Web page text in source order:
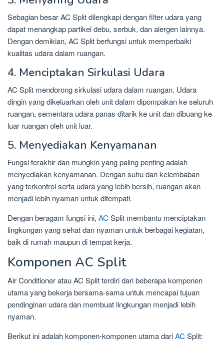
Sebagian besar AC Split dilengkapi dengan filter udara yang
dapat menangkap partikel debu, serbuk, dan alergen lainnya.
Dengan demikian, AC Split berfungsi untuk memperbaiki
kualitas udara dalam ruangan.
4. Menciptakan Sirkulasi Udara
AC Split mendorong sirkulasi udara dalam ruangan. Udara
dingin yang dikeluarkan oleh unit dalam dipompakan ke seluruh
ruangan, sementara udara panas ditarik ke unit dan dibuang ke
luar ruangan oleh unit luar.
5. Menyediakan Kenyamanan
Fungsi terakhir dan mungkin yang paling penting adalah
menyediakan kenyamanan. Dengan suhu dan kelembaban
yang terkontrol serta udara yang lebih bersih, ruangan akan
menjadi lebih nyaman untuk ditempati.
Dengan beragam fungsi ini, AC Split membantu menciptakan
lingkungan yang sehat dan nyaman untuk berbagai kegiatan,
baik di rumah maupun di tempat kerja.
Komponen AC Split
Air Conditioner atau AC Split terdiri dari beberapa komponen
utama yang bekerja bersama-sama untuk mencapai tujuan
pendinginan udara dan membuat lingkungan menjadi lebih
nyaman.
Berikut ini adalah komponen-komponen utama dariAC Split: